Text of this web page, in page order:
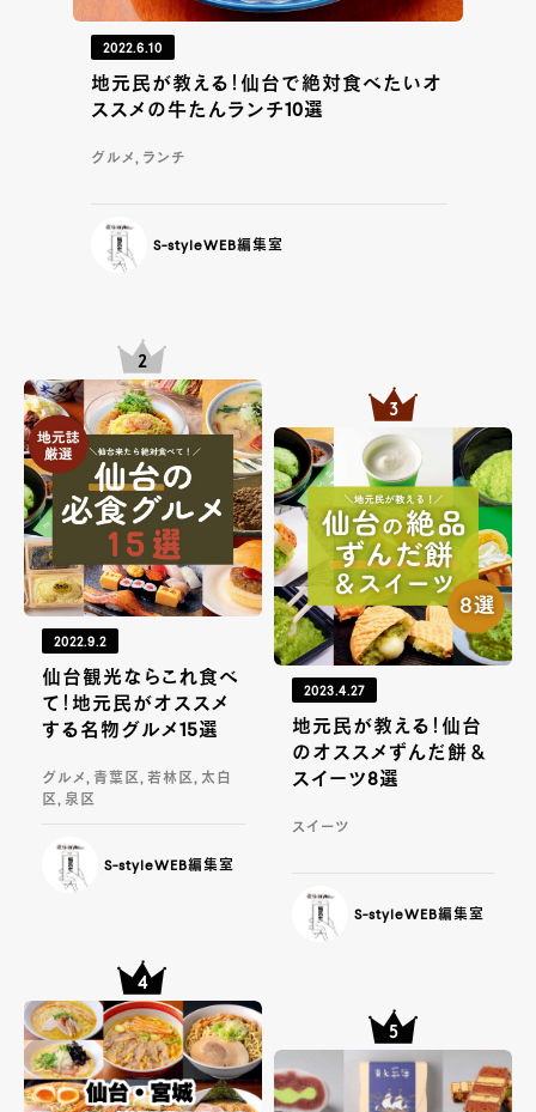
2022.6.10
地元民が教える！仙台で絶対食べたいオ
ススメの牛たんランチ10選
グルメ, ランチ
S-styleWEB編集室
2022.9.2
仙台観光ならこれ食べ
て！地元民がオススメ
する名物グルメ15選
グルメ, 青葉区, 若林区, 太白
区, 泉区
S-styleWEB編集室
2023.4.27
地元民が教える！仙台
のオススメずんだ餅＆
スイーツ8選
スイーツ
S-styleWEB編集室